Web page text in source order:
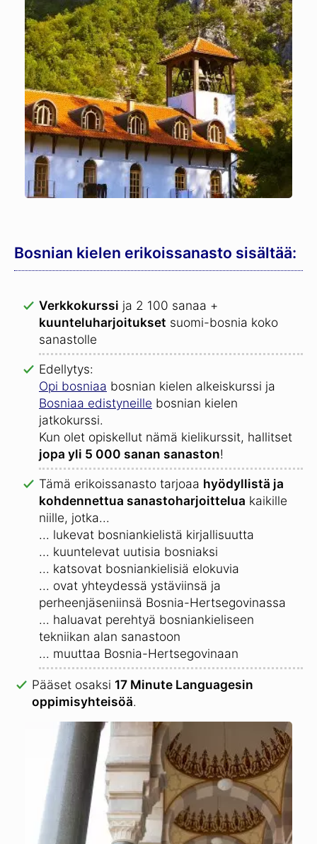
Bosnian kielen erikoissanasto sisältää:
Verkkokurssi ja 2 100 sanaa +
kuunteluharjoitukset suomi-bosnia koko
sanastolle
Edellytys:
Opi bosniaa bosnian kielen alkeiskurssi ja
Bosniaa edistyneille bosnian kielen
jatkokurssi.
Kun olet opiskellut nämä kielikurssit, hallitset
jopa yli 5 000 sanan sanaston!
Tämä erikoissanasto tarjoaa hyödyllistä ja
kohdennettua sanastoharjoittelua kaikille
niille, jotka...
... lukevat bosniankielistä kirjallisuutta
... kuuntelevat uutisia bosniaksi
... katsovat bosniankielisiä elokuvia
... ovat yhteydessä ystäviinsä ja
perheenjäseniinsä Bosnia-Hertsegovinassa
... haluavat perehtyä bosniankieliseen
tekniikan alan sanastoon
... muuttaa Bosnia-Hertsegovinaan
Pääset osaksi 17 Minute Languagesin
oppimisyhteisöä.